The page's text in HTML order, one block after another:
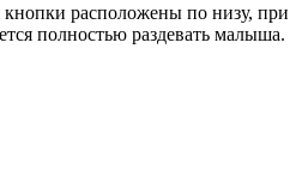
кнопки расположены по низу, при
полностью раздевать малыша.